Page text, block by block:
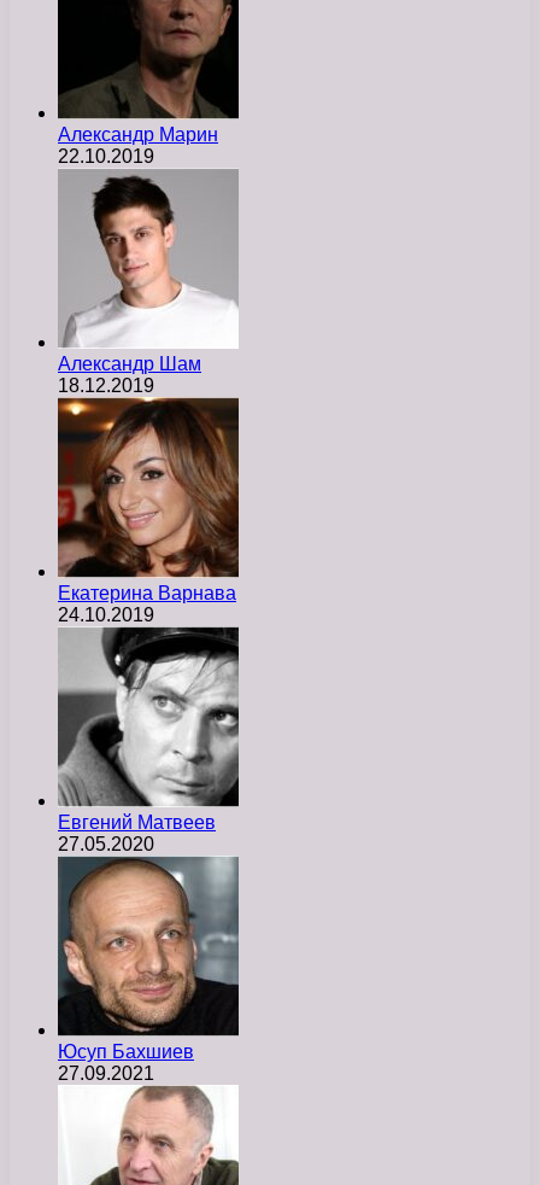
Александр Марин
22.10.2019
Александр Шам
18.12.2019
Екатерина Варнава
24.10.2019
Евгений Матвеев
27.05.2020
Юсуп Бахшиев
27.09.2021